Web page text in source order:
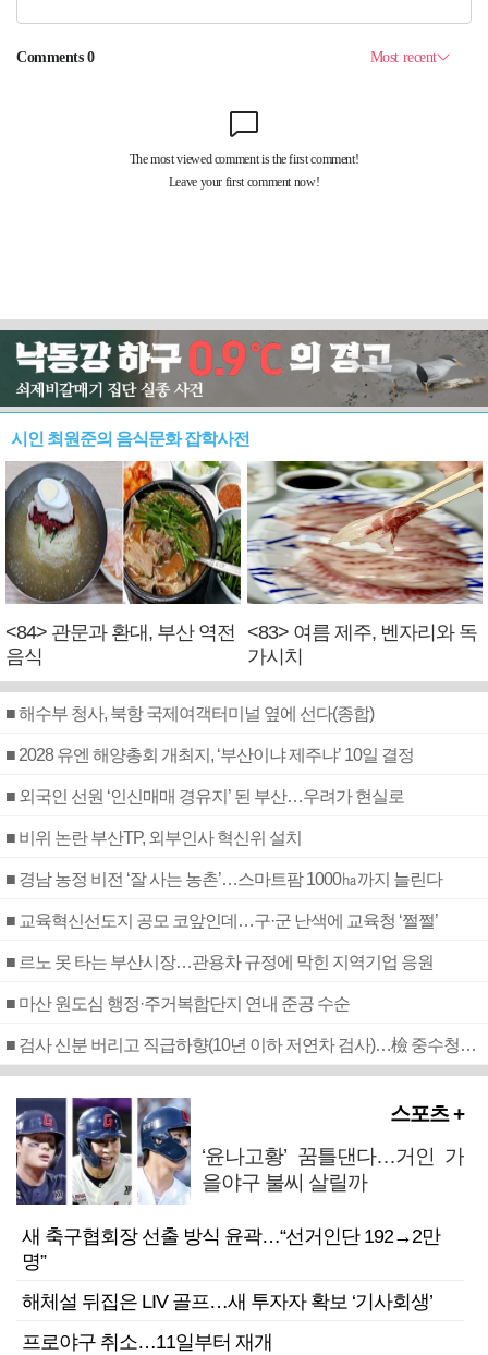
시인 최원준의 음식문화 잡학사전
<84> 관문과 환대, 부산 역전
음식
<83> 여름 제주, 벤자리와 독
가시치
■ 해수부 청사, 북항 국제여객터미널 옆에 선다(종합)
■ 2028 유엔 해양총회 개최지, ‘부산이냐 제주냐’ 10일 결정
■ 외국인 선원 ‘인신매매 경유지’ 된 부산…우려가 현실로
■ 비위 논란 부산TP, 외부인사 혁신위 설치
■ 경남 농정 비전 ‘잘 사는 농촌’…스마트팜 1000㏊까지 늘린다
■ 교육혁신선도지 공모 코앞인데…구·군 난색에 교육청 ‘쩔쩔’
■ 르노 못 타는 부산시장…관용차 규정에 막힌 지역기업 응원
■ 마산 원도심 행정·주거복합단지 연내 준공 수순
■ 검사 신분 버리고 직급하향(10년 이하 저연차 검사)…檢 중수청행 기피
스포츠 +
‘윤나고황’ 꿈틀댄다…거인 가
을야구 불씨 살릴까
새 축구협회장 선출 방식 윤곽…“선거인단 192→2만
명”
해체설 뒤집은 LIV 골프…새 투자자 확보 ‘기사회생’
프로야구 취소…11일부터 재개